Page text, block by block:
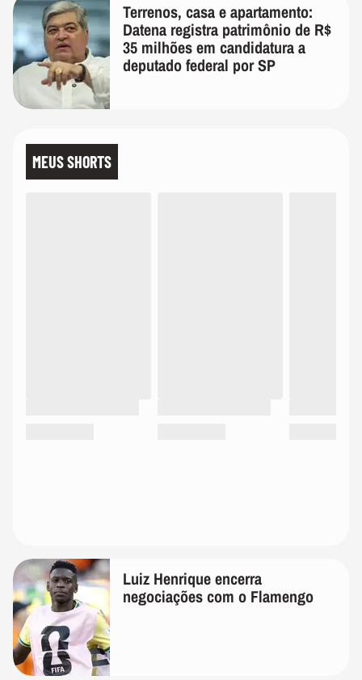
Terrenos, casa e apartamento:
Datena registra patrimônio de R$
35 milhões em candidatura a
deputado federal por SP
MEUS SHORTS
Luiz Henrique encerra
negociações com o Flamengo